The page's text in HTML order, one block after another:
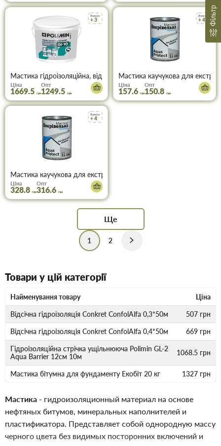
Бонуси
+ 3
Мастика гідроізоляційна, відро 6 кг акрилова Polimin GI-10
Ціна
1669.5 грн
Опт
1249.5 грн
Бонуси
+ 4
Мастика каучукова для
Ціна
157.6 грн
Опт
150.8 грн
Бонуси
+ 4
Мастика каучукова для екстреного ремонту покрівлі Aqua
Ціна
328.8 грн
Опт
316.6 грн
Ще
1 2
Фільтр
Товари у цій категорії
Найменування товару Ціна
Відсічна гідроізоляція Conkret ConfolAlfa 0,3*50м 507 грн
Відсічна гідроізоляція Conkret ConfolAlfa 0,4*50м 669 грн
Гідроізоляційна стрічка ущільнююча Polimin GL-2
Aqua Barrier 12см 10м
1068.5 грн
Мастика бітумна для фундаменту Екобіт 20 кг 1327 грн
Мастика - гидроизоляционный материал на основе
нефтяных битумов, минеральных наполнителей и
пластификатора. Представляет собой однородную массу
черного цвета без видимых посторонних включений и